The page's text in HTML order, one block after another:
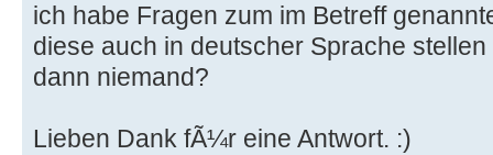
ich habe Fragen zum im Betreff
diese auch in deutscher Sprache
dann niemand?
Lieben Dank fÃ¼r eine Antwort. :)